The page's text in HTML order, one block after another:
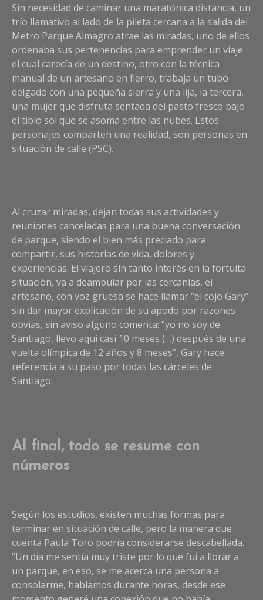
Sin necesidad de caminar una maratónica distancia, un
trío llamativo al lado de la pileta cercana a la salida del
Metro Parque Almagro atrae las miradas, uno de ellos
ordenaba sus pertenencias para emprender un viaje
el cual carecía de un destino, otro con la técnica
manual de un artesano en fierro, trabaja un tubo
delgado con una pequeña sierra y una lija, la tercera,
una mujer que disfruta sentada del pasto fresco bajo
el tibio sol que se asoma entre las nubes. Estos
personajes comparten una realidad, son personas en
situación de calle (PSC).
Al cruzar miradas, dejan todas sus actividades y
reuniones canceladas para una buena conversación
de parque, siendo el bien más preciado para
compartir, sus historias de vida, dolores y
experiencias. El viajero sin tanto interés en la fortuita
situación, va a deambular por las cercanías, el
artesano, con voz gruesa se hace llamar “el cojo Gary”
sin dar mayor explicación de su apodo por razones
obvias, sin aviso alguno comenta: “yo no soy de
Santiago, llevo aquí casi 10 meses (…) después de una
vuelta olímpica de 12 años y 8 meses”, Gary hace
referencia a su paso por todas las cárceles de
Santiago.
Al final, todo se resume con
números
Según los estudios, existen muchas formas para
terminar en situación de calle, pero la manera que
cuenta Paula Toro podría considerarse descabellada.
“Un día me sentía muy triste por lo que fui a llorar a
un parque, en eso, se me acerca una persona a
consolarme, hablamos durante horas, desde ese